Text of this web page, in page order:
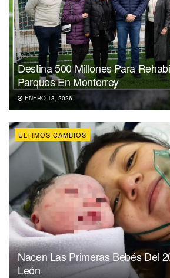
Destina 500 Millones Para
Parques En Monterrey
ENERO 13, 2026
ÚLTIMOS CAMBIOS
Nacen Las Primeras Bebés Del
León